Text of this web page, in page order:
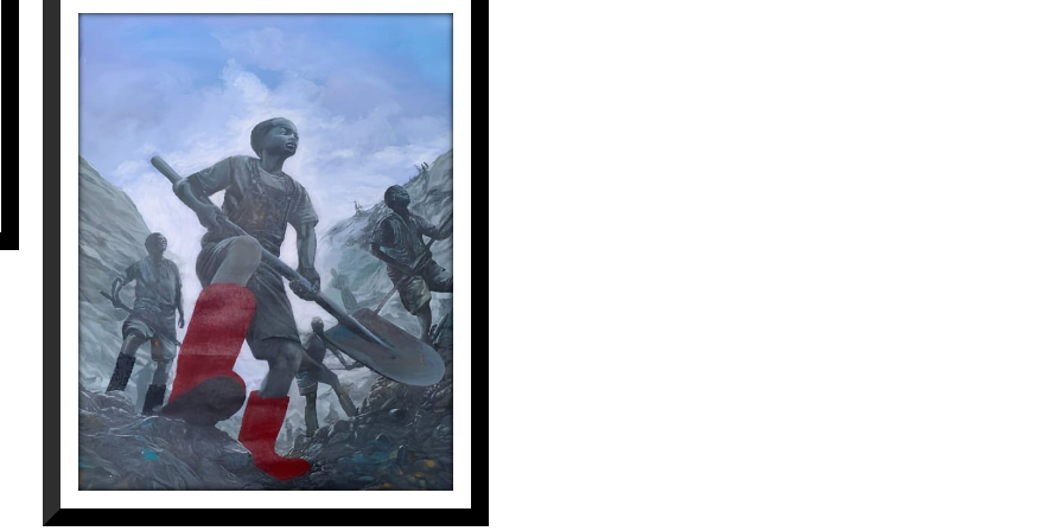
desenvolupament. La presència de nens a les mines il·lustra l’explotació infantil d’una
la meva percepció del futur de la meva societat.
KOLWEZI SÉRIES 25
Gloire Isuba
3.300€